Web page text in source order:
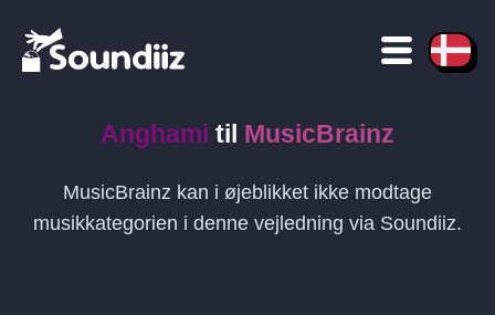
Anghami til MusicBrainz
MusicBrainz kan i øjeblikket ikke modtage
musikkategorien i denne vejledning via Soundiiz.